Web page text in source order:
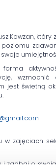
Kowzan, który
wzmocnić
jest świetną
w zajęciach
i zadbaj o